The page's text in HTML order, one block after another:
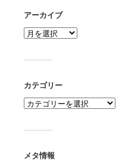
アーカイブ
カテゴリー
メタ情報